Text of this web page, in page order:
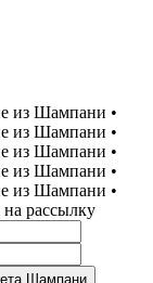
из Шампани •
из Шампани •
из Шампани •
из Шампани •
из Шампани •
рассылку
Шампани